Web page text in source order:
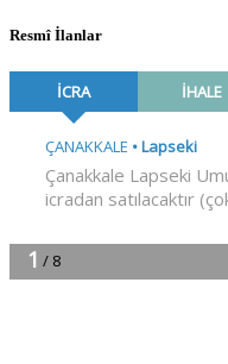
Resmî İlanlar